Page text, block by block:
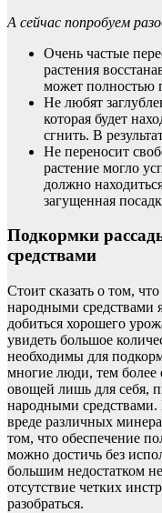
А сейчас попробуем
Очень частые
растения
может полностью
Не любят
которая будет
сгнить. В
Не переносит
растение могло
должно
загущенная
Подкормки
средствами
Стоит сказать о том,
народными средствами
добиться хорошего
увидеть большое
необходимы для
многие люди, тем
овощей лишь для себя,
народными
вреде различных
том, что обеспечение
можно достичь без
большим недостатком
отсутствие четких
разобраться.